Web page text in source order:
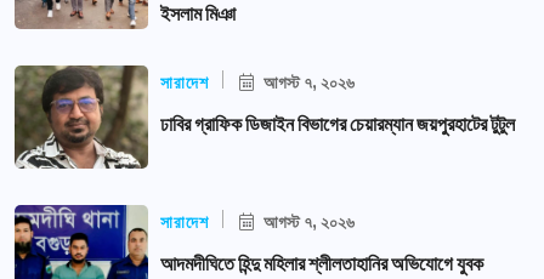
ইসলাম মিঞা
সারাদেশ আগস্ট ৭, ২০২৬
ঢাবির গ্রাফিক ডিজাইন বিভাগের চেয়ারম্যান জয়পুরহাটের টুটুল
সারাদেশ আগস্ট ৭, ২০২৬
আদমদীঘিতে হিন্দু মহিলার শ্লীলতাহানির অভিযোগে যুবক